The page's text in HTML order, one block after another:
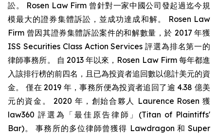
訟。 Rosen Law Firm 曾針對一家中國公司發起過迄今規
模最大的證券集體訴訟，並成功達成和解。 Rosen Law
Firm 曾因其證券集體訴訟案件的和解數量，於 2017 年獲
ISS Securities Class Action Services 評選為排名第一的
律師事務所。 自 2013 年以來，Rosen Law Firm 每年都進
入該排行榜的前四名，且已為投資者追回數以億計美元的資
金。 僅在 2019 年，事務所便為投資者追回了逾 4.38 億美
元的資金。 2020 年，創始合夥人 Laurence Rosen 獲
law360 評選為「最佳原告律師」(Titan of Plaintiffs'
Bar)。 事務所的多位律師曾獲得 Lawdragon 和 Super